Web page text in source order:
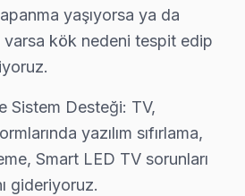
tamirinden sonra sorun
kapsamındaki tüm sorunlar
için Zeytinburnu'de ne kadar
Teknisyen Zeytinburnu'e
Zeytinburnu'de fiyat listesi var
fiyatlarımız: LED tamiri
yaşıyorsa ya da
varsa kök nedeni tespit edip
Sistem Desteği: TV,
yazılım sıfırlama,
Smart LED TV sorunları
gideriyoruz.